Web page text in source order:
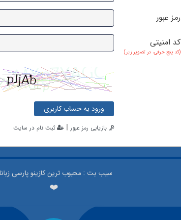
رمز عبور
کد امنیتی
(کد پنج حرفی، در تصویر زیر)
ورود به حساب کاربری
بازیابی رمز عبور | ثبت نام در سایت
سیب بت : محبوب ترین کازینو پارسی
❤️